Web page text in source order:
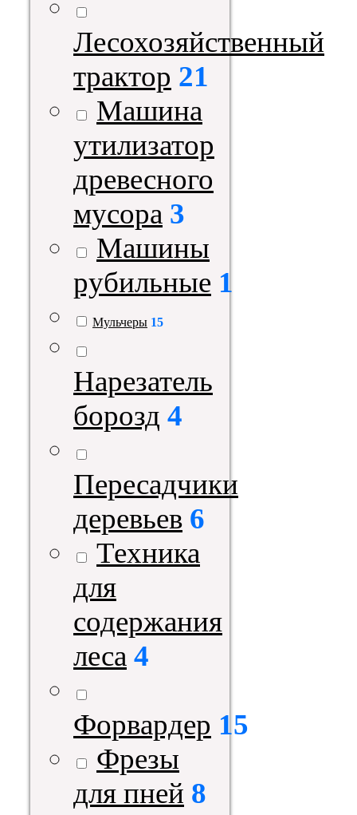
Лесохозяйственный
трактор 21
Машина
утилизатор
древесного
мусора 3
Машины
рубильные 1
Мульчеры 15
Нарезатель
борозд 4
Пересадчики
деревьев 6
Техника
для
содержания
леса 4
Форвардер 15
Фрезы
для пней 8